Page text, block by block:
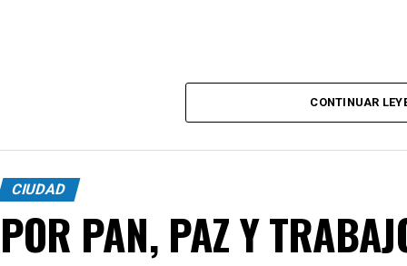
CONTINUAR
CIUDAD
POR PAN, PAZ Y